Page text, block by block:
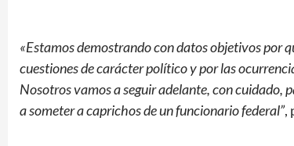
«Estamos demostrando con datos objetivos por
cuestiones de carácter político y por las
Nosotros vamos a seguir adelante, con cuidado,
a someter a caprichos de un funcionario federal”,